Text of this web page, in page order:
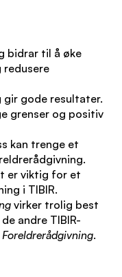
bidrar til å øke
redusere
gode resultater.
grenser og positiv
kan trenge et
er viktig for et
i TIBIR.
virker trolig best
andre TIBIR-
Foreldrerådgivning.